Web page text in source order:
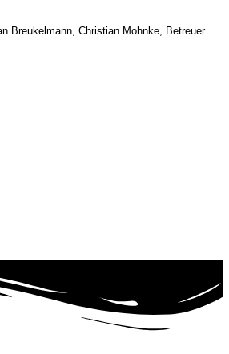
Breukelmann, Christian Mohnke, Betreuer